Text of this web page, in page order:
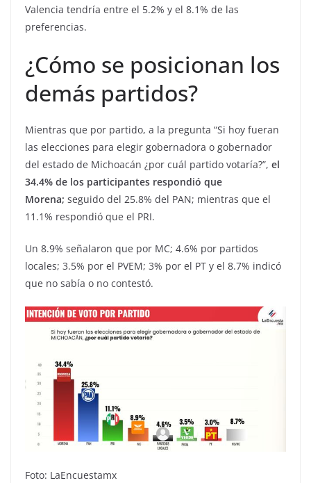
Valencia tendría entre el 5.2% y el 8.1% de las
preferencias.
¿Cómo se posicionan los
demás partidos?
Mientras que por partido, a la pregunta “Si hoy fueran
las elecciones para elegir gobernadora o gobernador
del estado de Michoacán ¿por cuál partido votaría?”, el
34.4% de los participantes respondió que
Morena; seguido del 25.8% del PAN; mientras que el
11.1% respondió que el PRI.
Un 8.9% señalaron que por MC; 4.6% por partidos
locales; 3.5% por el PVEM; 3% por el PT y el 8.7% indicó
que no sabía o no contestó.
Foto: LaEncuestamx